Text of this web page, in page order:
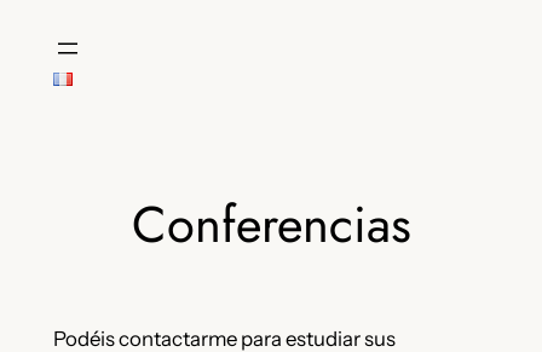
contenido
Conferencias
Podéis contactarme para estudiar sus